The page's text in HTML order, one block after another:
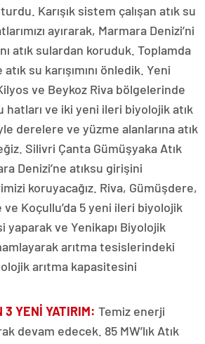
Karışık sistem çalışan atık su
ayırarak, Marmara Denizi’ni
atık sulardan koruduk. Toplamda
su karışımını önledik. Yeni
ve Beykoz Riva bölgelerinde
hatları ve iki yeni ileri biyolojik atık
derelere ve yüzme alanlarına atık
Silivri Çanta Gümüşyaka Atık
Denizi’ne atıksu girişini
koruyacağız. Riva, Gümüşdere,
Koçullu’da 5 yeni ileri biyolojik
yaparak ve Yenikapı Biyolojik
arıtma tesislerindeki
arıtma kapasitesini
YENİ YATIRIM: Temiz enerji
devam edecek. 85 MW’lık Atık